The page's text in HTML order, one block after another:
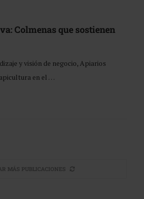
Colmenas que sostienen
y visión de negocio, Apiarios
en el …
MÁS PUBLICACIONES